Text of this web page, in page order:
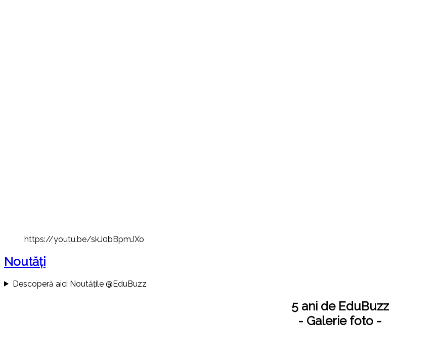
https://youtu.be/skJ0bBpmJXo
Noutăți
Descoperă aici Noutățile @EduBuzz
5 ani de EduBuzz
- Galerie foto -